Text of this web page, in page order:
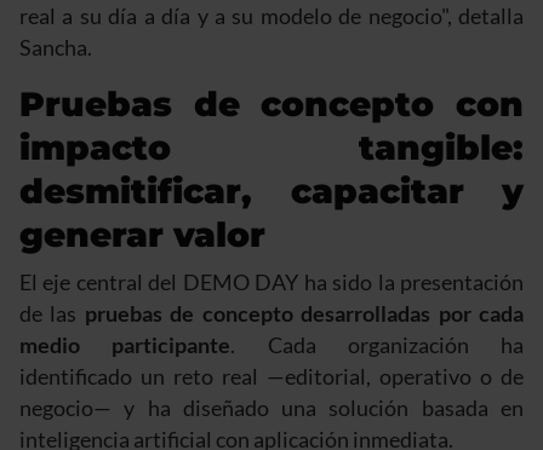
real a su día a día y a su modelo de negocio", detalla
Sancha.
Pruebas de concepto con
impacto tangible:
desmitificar, capacitar y
generar valor
El eje central del DEMO DAY ha sido la presentación
de las pruebas de concepto desarrolladas por cada
medio participante. Cada organización ha
identificado un reto real —editorial, operativo o de
negocio— y ha diseñado una solución basada en
inteligencia artificial con aplicación inmediata.